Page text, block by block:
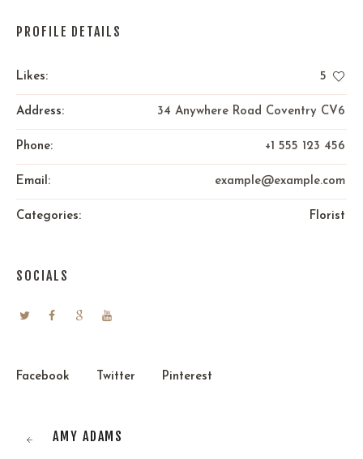
PROFILE DETAILS
Likes: 5
Address: 34 Anywhere Road Coventry CV6
Phone: +1 555 123 456
Email: example@example.com
Categories: Florist
SOCIALS
Facebook Twitter Pinterest
AMY ADAMS